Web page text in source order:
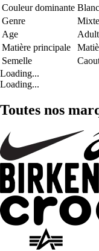
Couleur dominante Blanc
Genre
Mixte
Age
Matière principale
Semelle
Loading...
Loading...
Toutes nos